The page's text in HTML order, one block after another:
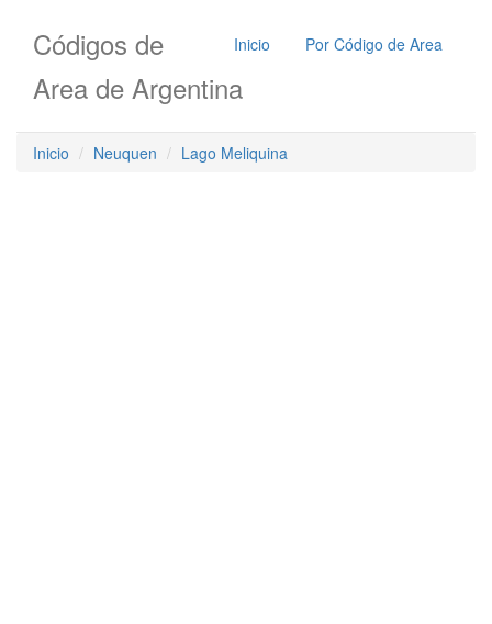
Inicio Por Código de Area
Códigos de
Area de Argentina
Inicio Neuquen Lago Meliquina